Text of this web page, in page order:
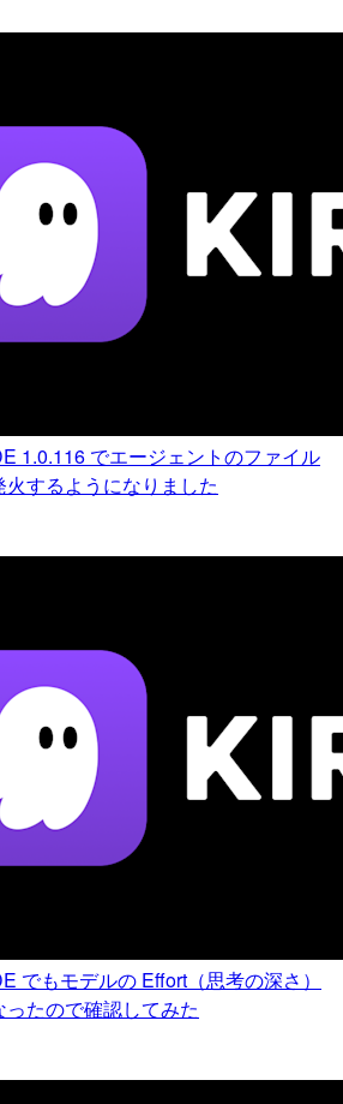
1.0.116 でエージェントのファイル
するようになりました
でもモデルの Effort（思考の深さ）
たので確認してみた